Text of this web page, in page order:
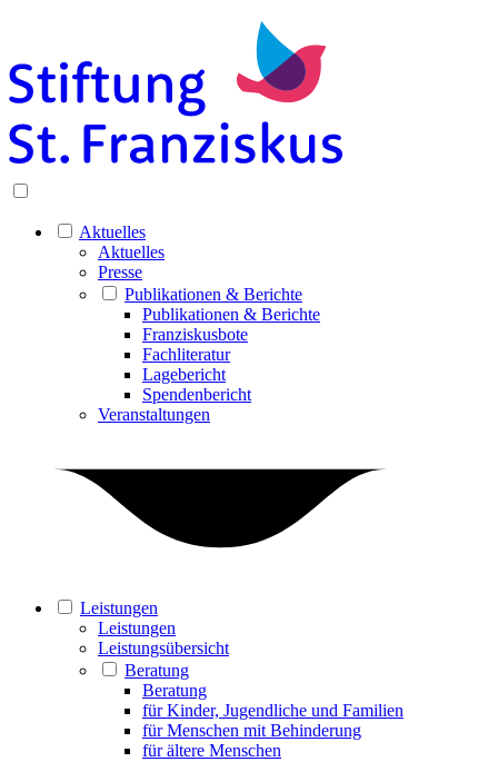
Aktuelles
Aktuelles
Presse
Publikationen & Berichte
Publikationen & Berichte
Franziskusbote
Fachliteratur
Lagebericht
Spendenbericht
Veranstaltungen
Leistungen
Leistungen
Leistungsübersicht
Beratung
Beratung
für Kinder, Jugendliche und Familien
für Menschen mit Behinderung
für ältere Menschen